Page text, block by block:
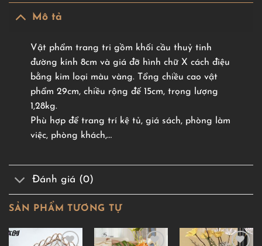
Mô tả
Vật phẩm trang tri gồm khối cầu thuỷ tinh
đường kính 8cm và giá đỡ hình chữ X cách điệu
bằng kim loại màu vàng. Tổng chiều cao vật
phẩm 29cm, chiều rộng đế 15cm, trọng lượng
1,28kg.
Phù hợp để trang trí kệ tủ, giá sách, phòng làm
việc, phòng khách,…
Đánh giá (0)
SẢN PHẨM TƯƠNG TỰ